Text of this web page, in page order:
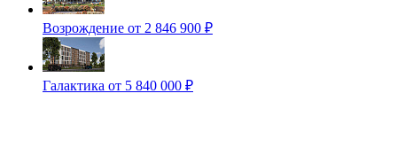
Возрождение от 2 846 900 ₽
Галактика от 5 840 000 ₽